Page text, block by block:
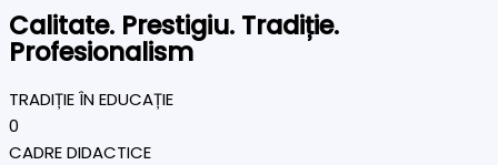
Calitate. Prestigiu. Tradiție.
Profesionalism
TRADIȚIE ÎN EDUCAȚIE
0
CADRE DIDACTICE